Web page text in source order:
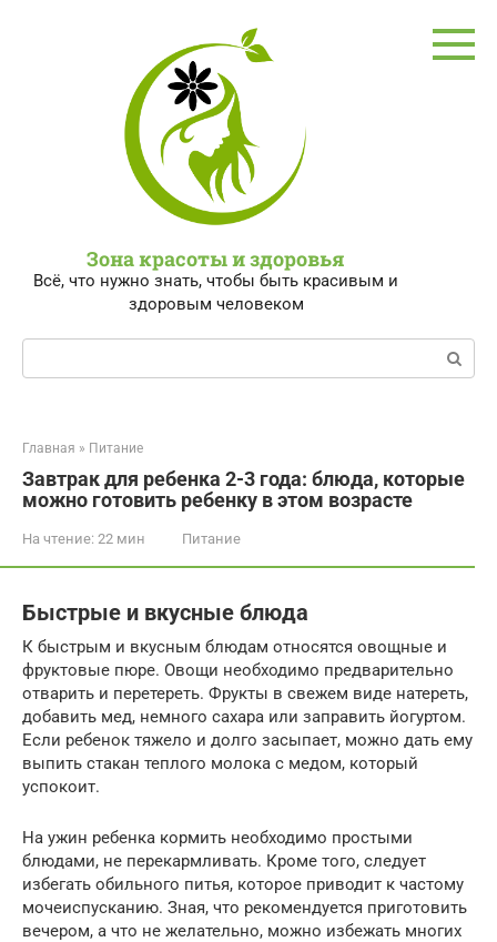
Зона красоты и здоровья
Всё, что нужно знать, чтобы быть красивым и
здоровым человеком
Поиск:
Главная » Питание
Завтрак для ребенка 2-3 года: блюда, которые
можно готовить ребенку в этом возрасте
На чтение: 22 мин Питание
Быстрые и вкусные блюда
К быстрым и вкусным блюдам относятся овощные и
фруктовые пюре. Овощи необходимо предварительно
отварить и перетереть. Фрукты в свежем виде натереть,
добавить мед, немного сахара или заправить йогуртом.
Если ребенок тяжело и долго засыпает, можно дать ему
выпить стакан теплого молока с медом, который
успокоит.
На ужин ребенка кормить необходимо простыми
блюдами, не перекармливать. Кроме того, следует
избегать обильного питья, которое приводит к частому
мочеиспусканию. Зная, что рекомендуется приготовить
вечером, а что не желательно, можно избежать многих